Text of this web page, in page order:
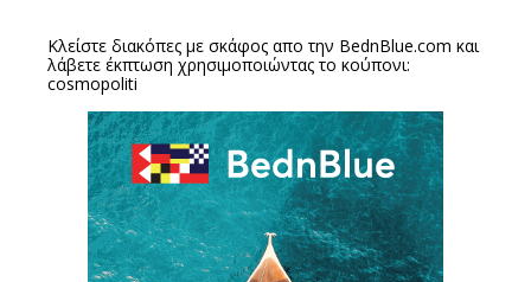
Κλείστε διακόπες με σκάφος απο την BednBlue.com και
λάβετε έκπτωση χρησιμοποιώντας το κούπονι:
cosmopoliti